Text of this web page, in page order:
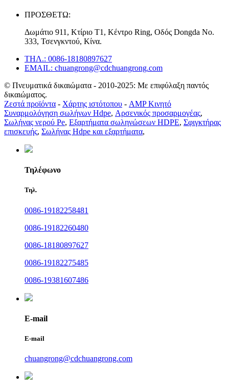
ΠΡΟΣΘΕΤΩ:
Δωμάτιο 911, Κτίριο T1, Κέντρο Ring, Οδός Dongda Νο.
333, Τσενγκντού, Κίνα.
ΤΗΛ.: 0086-18180897627
EMAIL: chuangrong@cdchuangrong.com
© Πνευματικά δικαιώματα - 2010-2025: Με επιφύλαξη παντός
δικαιώματος.
Ζεστά προϊόντα - Χάρτης ιστότοπου - AMP Κινητό
Συναρμολόγηση σωλήνων Hdpe, Αρσενικός προσαρμογέας,
Σωλήνας νερού Pe, Εξαρτήματα σωληνώσεων HDPE, Σφιγκτήρας
επισκευής, Σωλήνας Hdpe και εξαρτήματα,
Τηλέφωνο
Τηλ.
0086-19182258481
0086-19182260480
0086-18180897627
0086-19182275485
0086-19381607486
E-mail
E-mail
chuangrong@cdchuangrong.com